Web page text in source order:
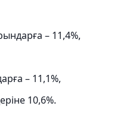
– 11,4%,
– 11,1%,
10,6%.